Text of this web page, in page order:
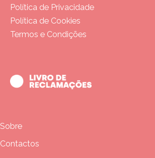
Política de Privacidade
Política de Cookies
Termos e Condições
Sobre
Contactos